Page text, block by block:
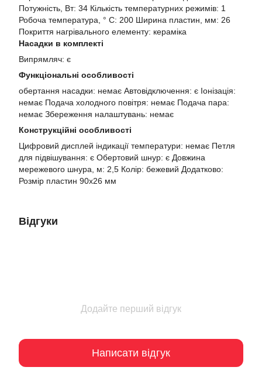
Потужність, Вт: 34 Кількість температурних режимів: 1
Робоча температура, ° C: 200 Ширина пластин, мм: 26
Покриття нагрівального елементу: кераміка
Насадки в комплекті
Випрямляч: є
Функціональні особливості
обертання насадки: немає Автовідключення: є Іонізація:
немає Подача холодного повітря: немає Подача пара:
немає Збереження налаштувань: немає
Конструкційні особливості
Цифровий дисплей індикації температури: немає Петля
для підвішування: є Обертовий шнур: є Довжина
мережевого шнура, м: 2,5 Колір: бежевий Додатково:
Розмір пластин 90х26 мм
Відгуки
Додайте перший відгук
Написати відгук